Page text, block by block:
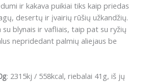
ir kakava puikiai tiks kaip priedas
desertų ir įvairių rūšių užkandžių.
blynais ir vafliais, taip pat su ryžių
nepridedant palmių aliejaus be
: 2315kj / 558kcal, riebalai 41g, iš jų